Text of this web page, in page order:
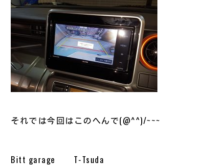
それでは今回はこのへんで(@^^)/~~~
Bitt garage T-Tsuda